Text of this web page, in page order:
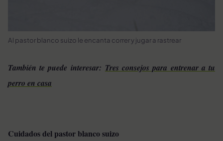
Al pastor blanco suizo le encanta correr y jugar a rastrear
También te puede interesar: Tres consejos para entrenar a tu
perro en casa
Cuidados del pastor blanco suizo